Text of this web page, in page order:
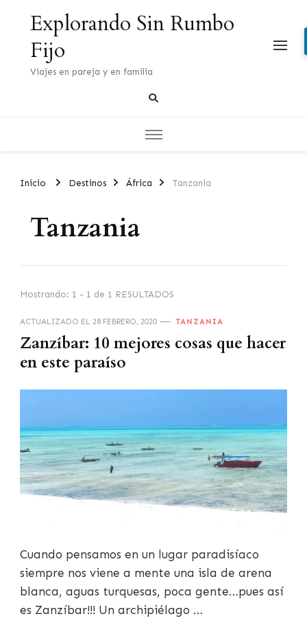
Explorando Sin Rumbo
Fijo
Viajes en pareja y en familia
Inicio Destinos África Tanzania
Tanzania
Mostrando: 1 - 1 de 1 RESULTADOS
ACTUALIZADO EL 28 FEBRERO, 2020 TANZANIA
Zanzíbar: 10 mejores cosas que hacer
en este paraíso
Cuando pensamos en un lugar paradisíaco
siempre nos viene a mente una isla de arena
blanca, aguas turquesas, poca gente…pues así
es Zanzíbar!!! Un archipiélago …